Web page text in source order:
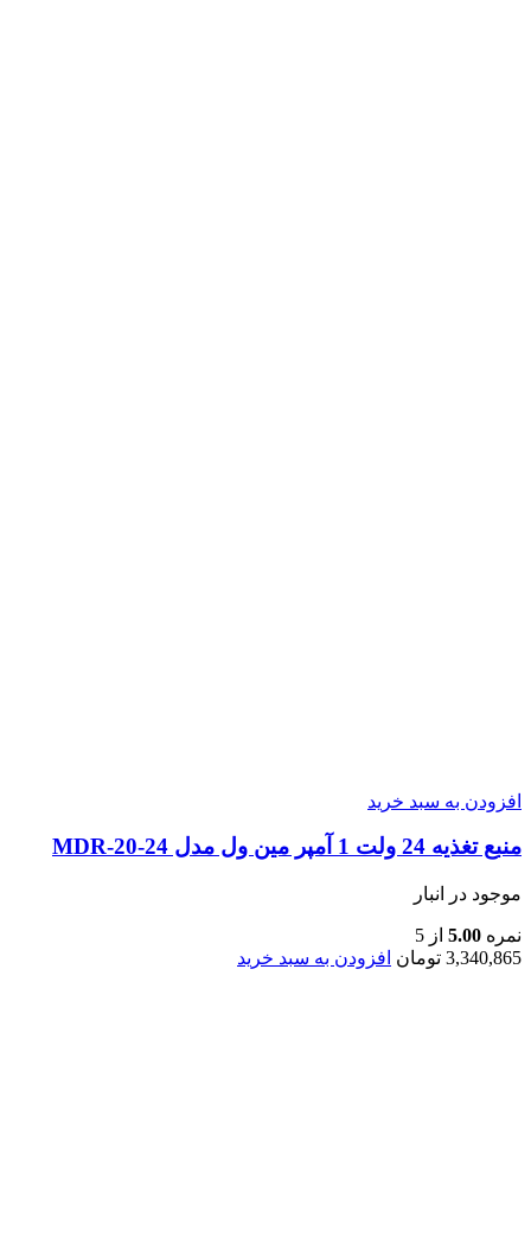
افزودن به سبد خرید
منبع تغذیه 24 ولت 1 آمپر مین ول مدل MDR-20-24
موجود در انبار
نمره 5.00 از 5
3,340,865 تومان افزودن به سبد خرید